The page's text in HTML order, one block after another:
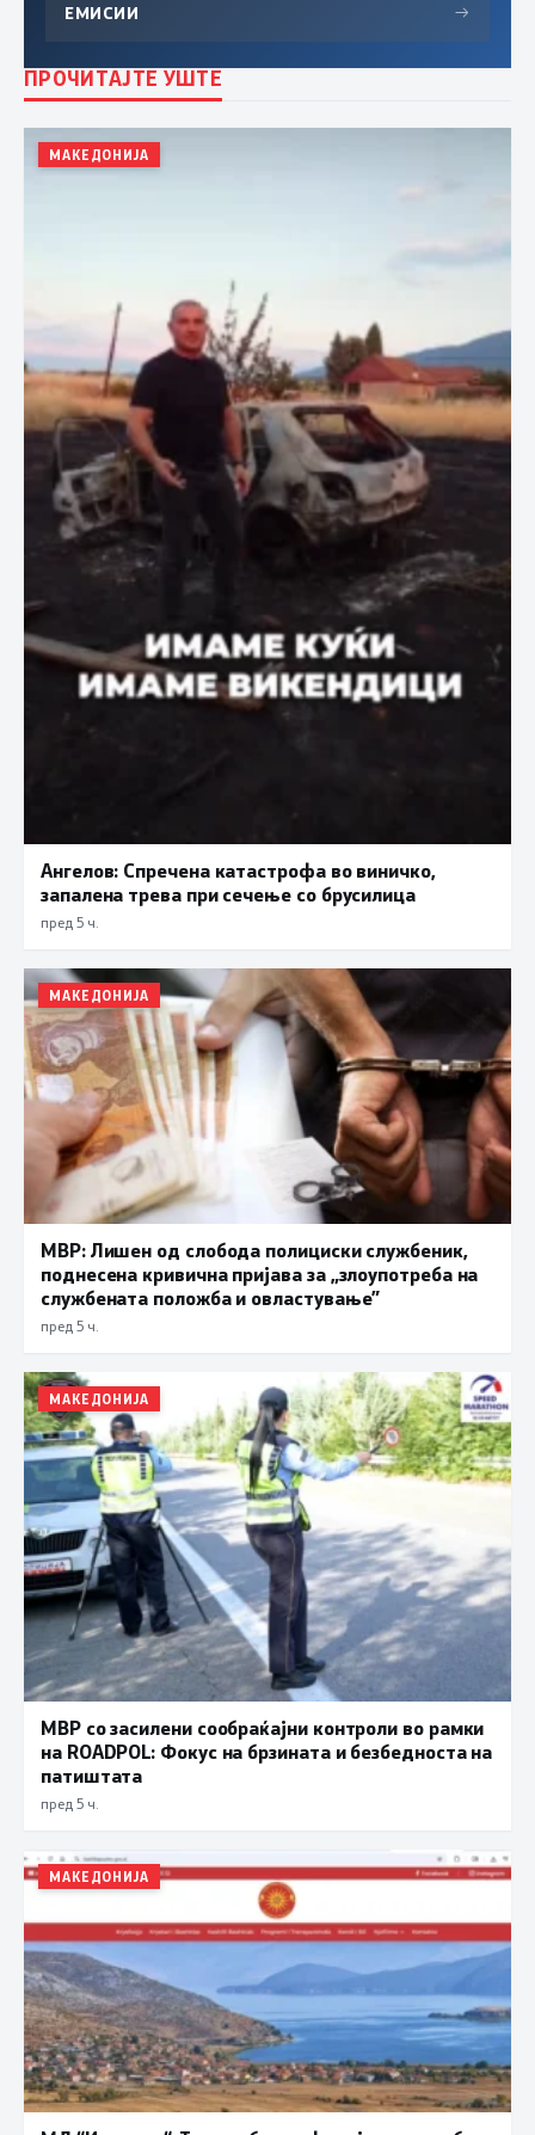
ЕМИСИИ →
ПРОЧИТАЈТЕ УШТЕ
МАКЕДОНИЈА
Ангелов: Спречена катастрофа во виничко,
запалена трева при сечење со брусилица
пред 5 ч.
МАКЕДОНИЈА
МВР: Лишен од слобода полициски службеник,
поднесена кривична пријава за „злоупотреба на
службената положба и овластување”
пред 5 ч.
МАКЕДОНИЈА
МВР со засилени сообраќајни контроли во рамки
на ROADPOL: Фокус на брзината и безбедноста на
патиштата
пред 5 ч.
МАКЕДОНИЈА